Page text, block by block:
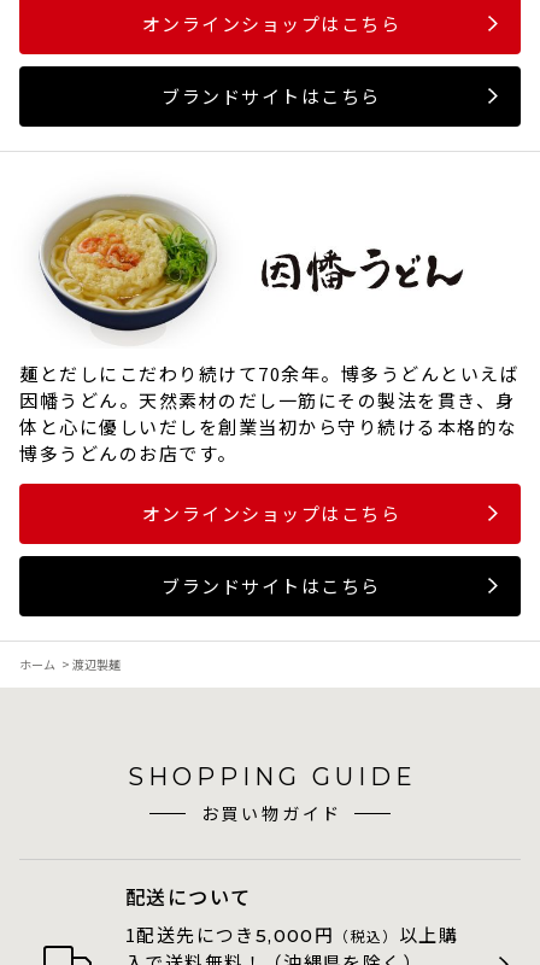
オンラインショップはこちら
ブランドサイトはこちら
麺とだしにこだわり続けて70余年。博多うどんといえば
因幡うどん。天然素材のだし一筋にその製法を貫き、身
体と心に優しいだしを創業当初から守り続ける本格的な
博多うどんのお店です。
オンラインショップはこちら
ブランドサイトはこちら
ホーム > 渡辺製麺
SHOPPING GUIDE
お買い物ガイド
配送について
1配送先につき 5,000 円 （税込） 以上購